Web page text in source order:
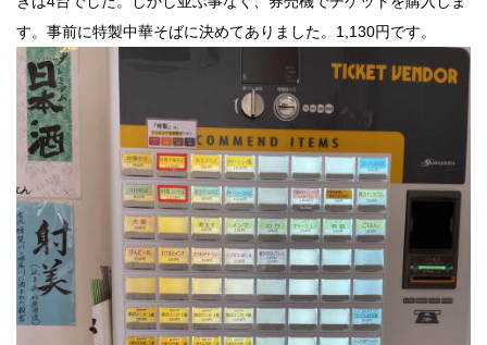
す。事前に特製中華そばに決めてありました。1,130円です。